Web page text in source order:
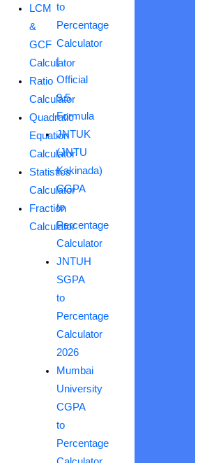
LCM
&
GCF
Calculator
Ratio
Calculator
Quadratic
Equation
Calculator
Statistics
Calculator
Fraction
Calculator
to
Percentage
Calculator
|
Official
9.5
Formula
JNTUK
(JNTU
Kakinada)
CGPA
to
Percentage
Calculator
JNTUH
SGPA
to
Percentage
Calculator
2026
Mumbai
University
CGPA
to
Percentage